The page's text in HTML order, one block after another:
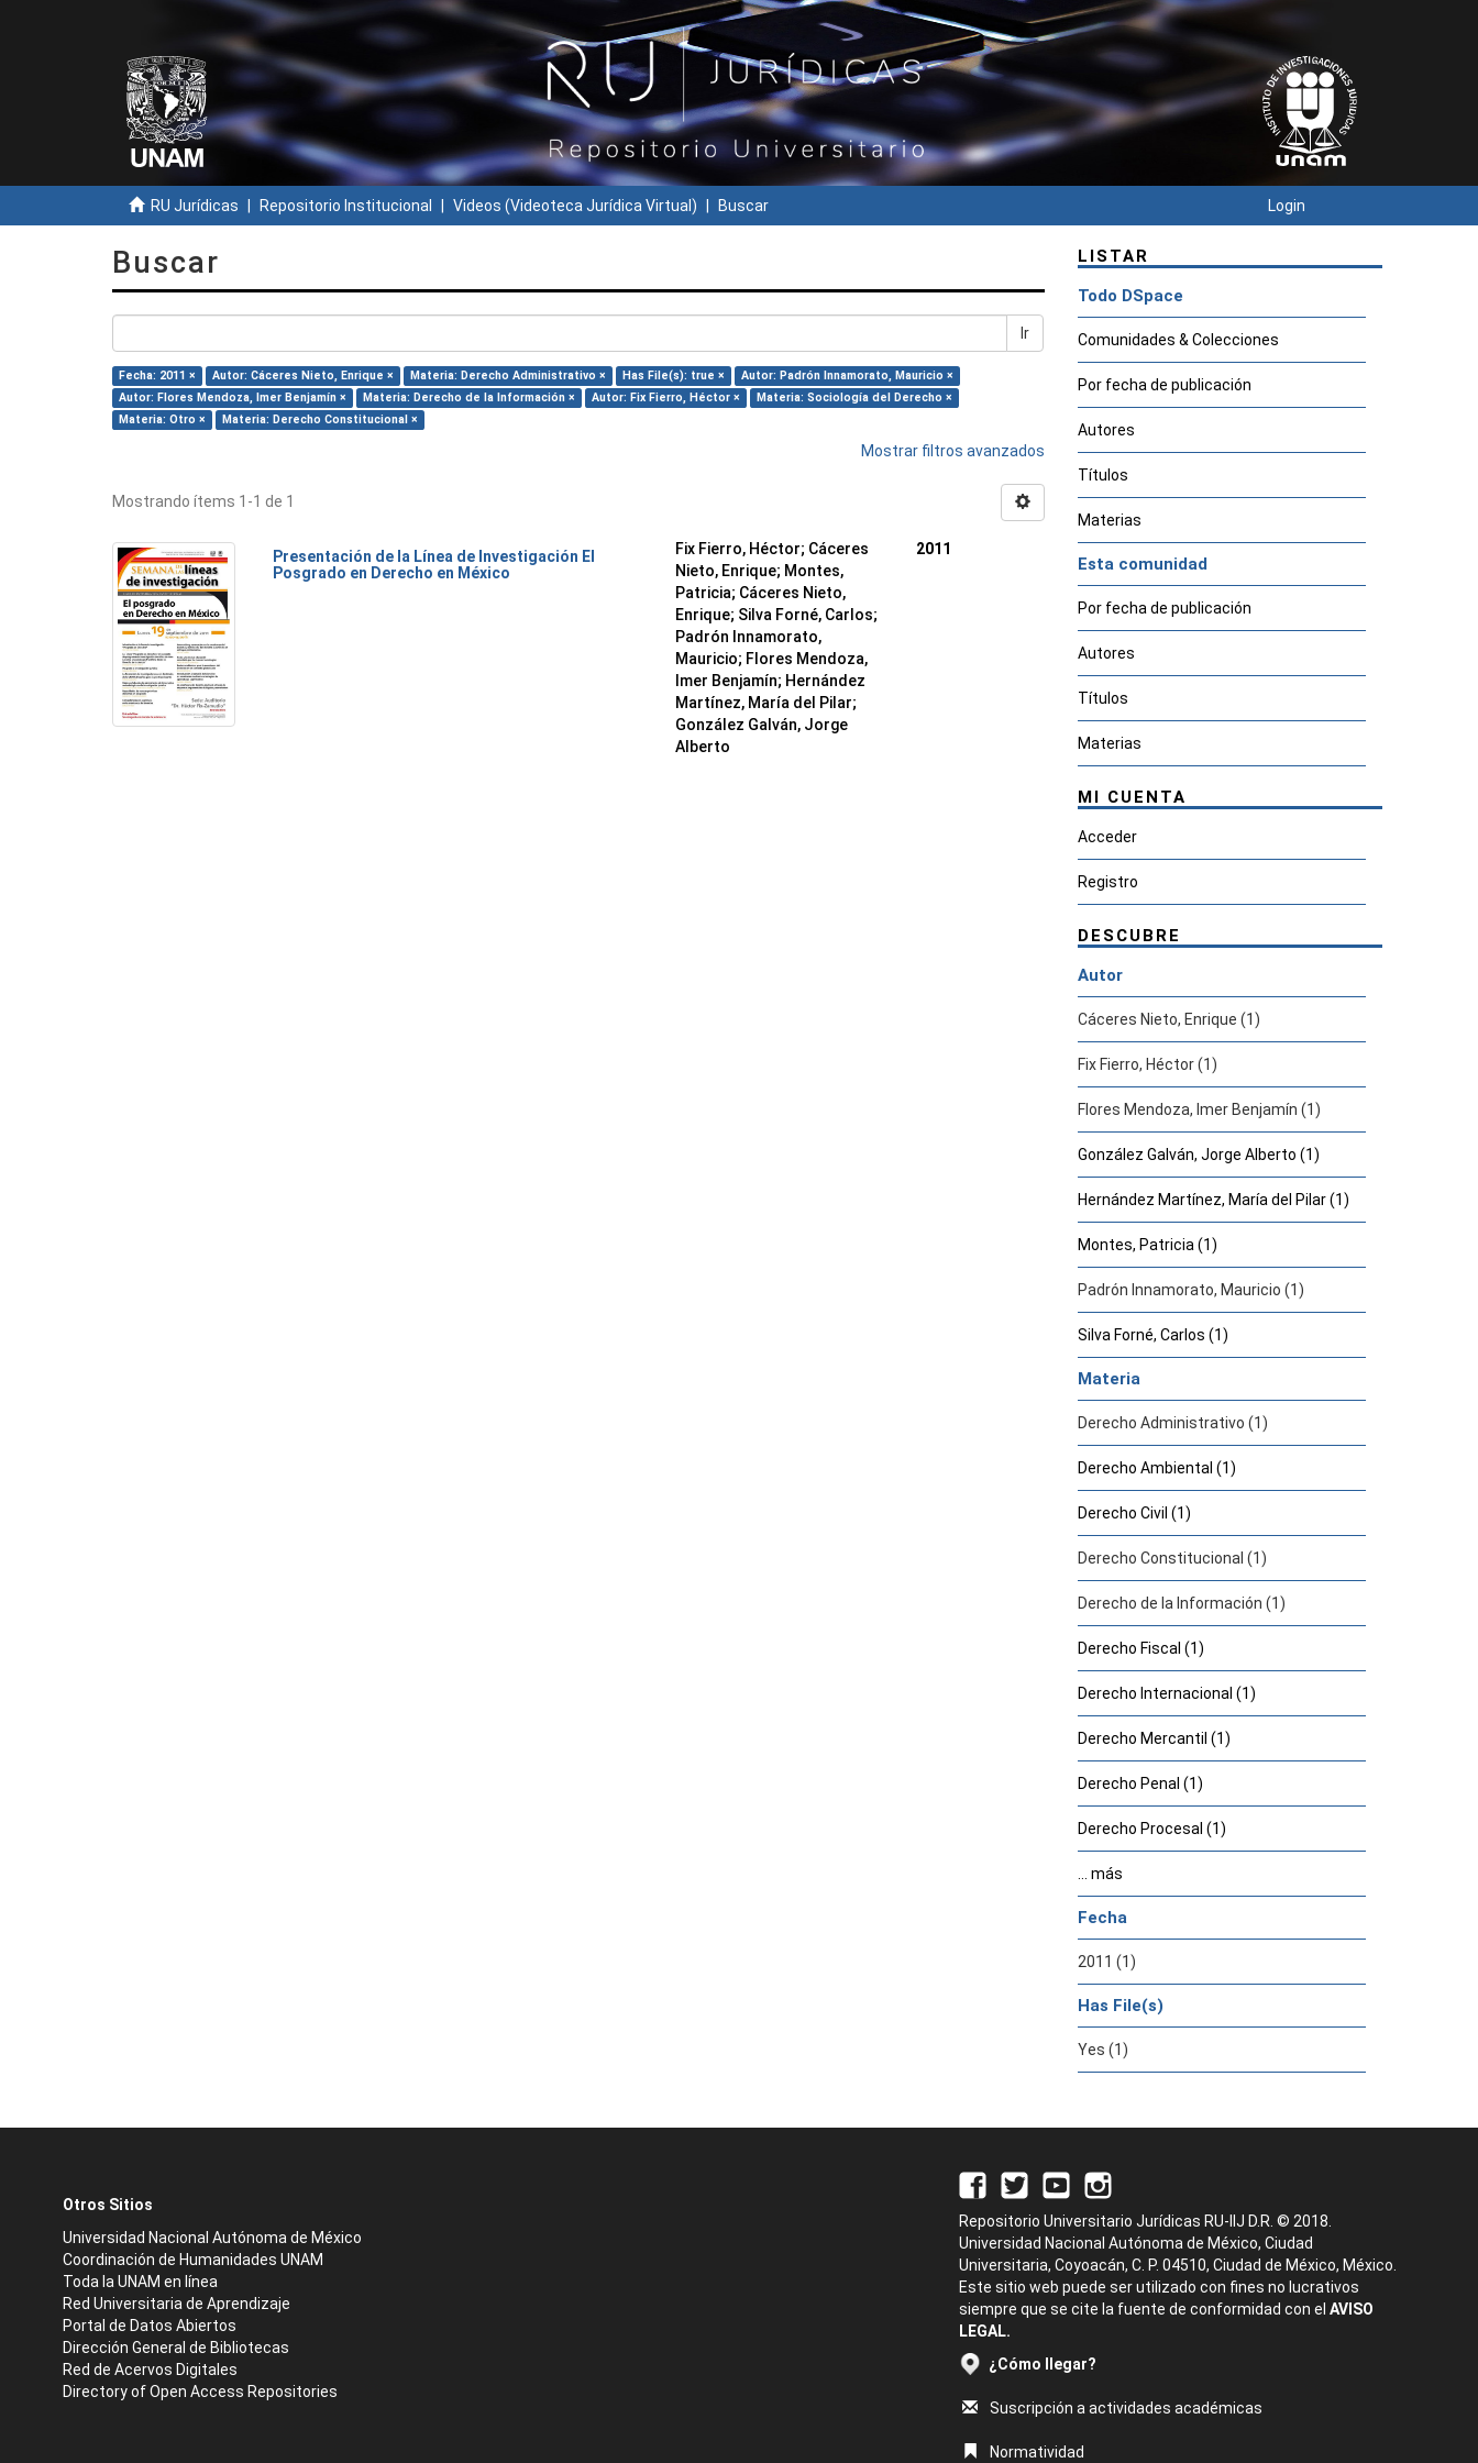
RU Jurídicas Repositorio Institucional Videos (Videoteca Jurídica Virtual) Buscar Login
Buscar
Ir
Fecha: 2011 × Autor: Cáceres Nieto, Enrique × Materia: Derecho Administrativo × Has File(s): true ×
Autor: Padrón Innamorato, Mauricio ×
Autor: Flores Mendoza, Imer Benjamín ×
Materia: Derecho de la Información × Autor: Fix Fierro, Héctor ×
Materia: Sociología del Derecho ×
Materia: Otro ×
Materia: Derecho Constitucional ×
Mostrar filtros avanzados
Mostrando ítems 1-1 de 1
Presentación de la Línea de Investigación El
Posgrado en Derecho en México
Fix Fierro, Héctor; Cáceres
Nieto, Enrique; Montes,
Patricia; Cáceres Nieto,
Enrique; Silva Forné, Carlos;
Padrón Innamorato,
Mauricio; Flores Mendoza,
Imer Benjamín; Hernández
Martínez, María del Pilar;
González Galván, Jorge
Alberto
2011
LISTAR
Todo DSpace
Comunidades & Colecciones
Por fecha de publicación
Autores
Títulos
Materias
Esta comunidad
Por fecha de publicación
Autores
Títulos
Materias
MI CUENTA
Acceder
Registro
DESCUBRE
Autor
Cáceres Nieto, Enrique (1)
Fix Fierro, Héctor (1)
Flores Mendoza, Imer Benjamín (1)
González Galván, Jorge Alberto (1)
Hernández Martínez, María del Pilar (1)
Montes, Patricia (1)
Padrón Innamorato, Mauricio (1)
Silva Forné, Carlos (1)
Materia
Derecho Administrativo (1)
Derecho Ambiental (1)
Derecho Civil (1)
Derecho Constitucional (1)
Derecho de la Información (1)
Derecho Fiscal (1)
Derecho Internacional (1)
Derecho Mercantil (1)
Derecho Penal (1)
Derecho Procesal (1)
... más
Fecha
2011 (1)
Has File(s)
Yes (1)
Otros Sitios
Universidad Nacional Autónoma de México
Coordinación de Humanidades UNAM
Toda la UNAM en línea
Red Universitaria de Aprendizaje
Portal de Datos Abiertos
Dirección General de Bibliotecas
Red de Acervos Digitales
Directory of Open Access Repositories
Repositorio Universitario Jurídicas RU-IIJ D.R. © 2018.
Universidad Nacional Autónoma de México, Ciudad
Universitaria, Coyoacán, C. P. 04510, Ciudad de México, México.
Este sitio web puede ser utilizado con fines no lucrativos
siempre que se cite la fuente de conformidad con el AVISO
LEGAL.
¿Cómo llegar?
Suscripción a actividades académicas
Normatividad